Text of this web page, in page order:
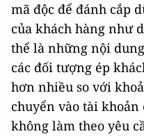
mã độc để đánh cắp
của khách hàng như
thể là những nội
các đối tượng ép
hơn nhiều so với
chuyển vào tài khoản
không làm theo yêu